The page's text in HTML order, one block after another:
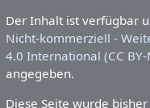
Der Inhalt ist verfügbar
Nicht-kommerziell -
4.0 International (CC BY-
angegeben.
Diese Seite wurde